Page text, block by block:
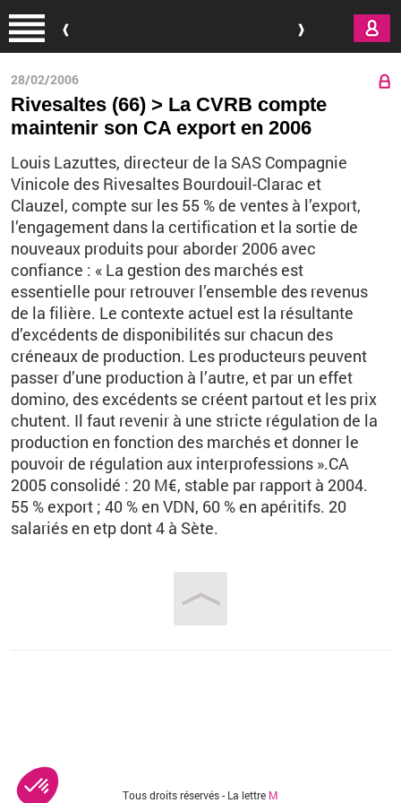
28/02/2006
Rivesaltes (66) > La CVRB compte
maintenir son CA export en 2006
Louis Lazuttes, directeur de la SAS Compagnie
Vinicole des Rivesaltes Bourdouil-Clarac et
Clauzel, compte sur les 55 % de ventes à l’export,
l’engagement dans la certification et la sortie de
nouveaux produits pour aborder 2006 avec
confiance : « La gestion des marchés est
essentielle pour retrouver l’ensemble des revenus
de la filière. Le contexte actuel est la résultante
d’excédents de disponibilités sur chacun des
créneaux de production. Les producteurs peuvent
passer d’une production à l’autre, et par un effet
domino, des excédents se créent partout et les prix
chutent. Il faut revenir à une stricte régulation de la
production en fonction des marchés et donner le
pouvoir de régulation aux interprofessions ».CA
2005 consolidé : 20 M€, stable par rapport à 2004.
55 % export ; 40 % en VDN, 60 % en apéritifs. 20
salariés en etp dont 4 à Sète.
Tous droits réservés - La lettre M